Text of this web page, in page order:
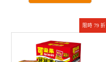
限時 79 折